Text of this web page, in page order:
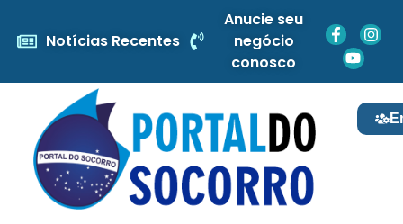
Notícias Recentes
Anucie seu
negócio
conosco